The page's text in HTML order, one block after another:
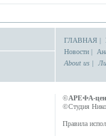
ГЛАВНАЯ |
Новости |
About us |
©АРЕФА-
©Студия
Правила